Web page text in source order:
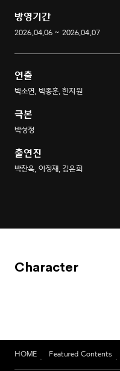
방영기간
2026.04.06 ~ 2026.04.07
연출
박소연, 박종훈, 한지원
극본
박성정
출연진
박찬욱, 이정재, 김은희
Character
HOME Featured Contents